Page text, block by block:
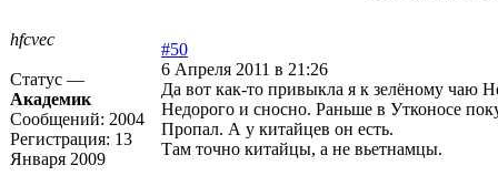
hfcvec
Статус —
Академик
Сообщений: 2004
Регистрация: 13
Января 2009
#50
6 Апреля 2011 в 21:26
Да вот как-то привыкла я к зелёному чаю
Недорого и сносно. Раньше в Утконосе
Пропал. А у китайцев он есть.
Там точно китайцы, а не вьетнамцы.